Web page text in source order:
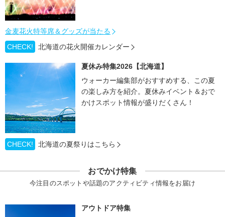
金麦花火特等席＆グッズが当たる
CHECK!
北海道の花火開催カレンダー
夏休み特集2026【北海道】
ウォーカー編集部がおすすめする、この夏
の楽しみ方を紹介。夏休みイベント＆おで
かけスポット情報が盛りだくさん！
CHECK! 北海道の夏祭りはこちら
おでかけ特集
今注目のスポットや話題のアクティビティ情報をお届け
アウトドア特集